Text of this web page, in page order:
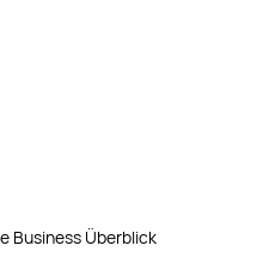
Business Überblick